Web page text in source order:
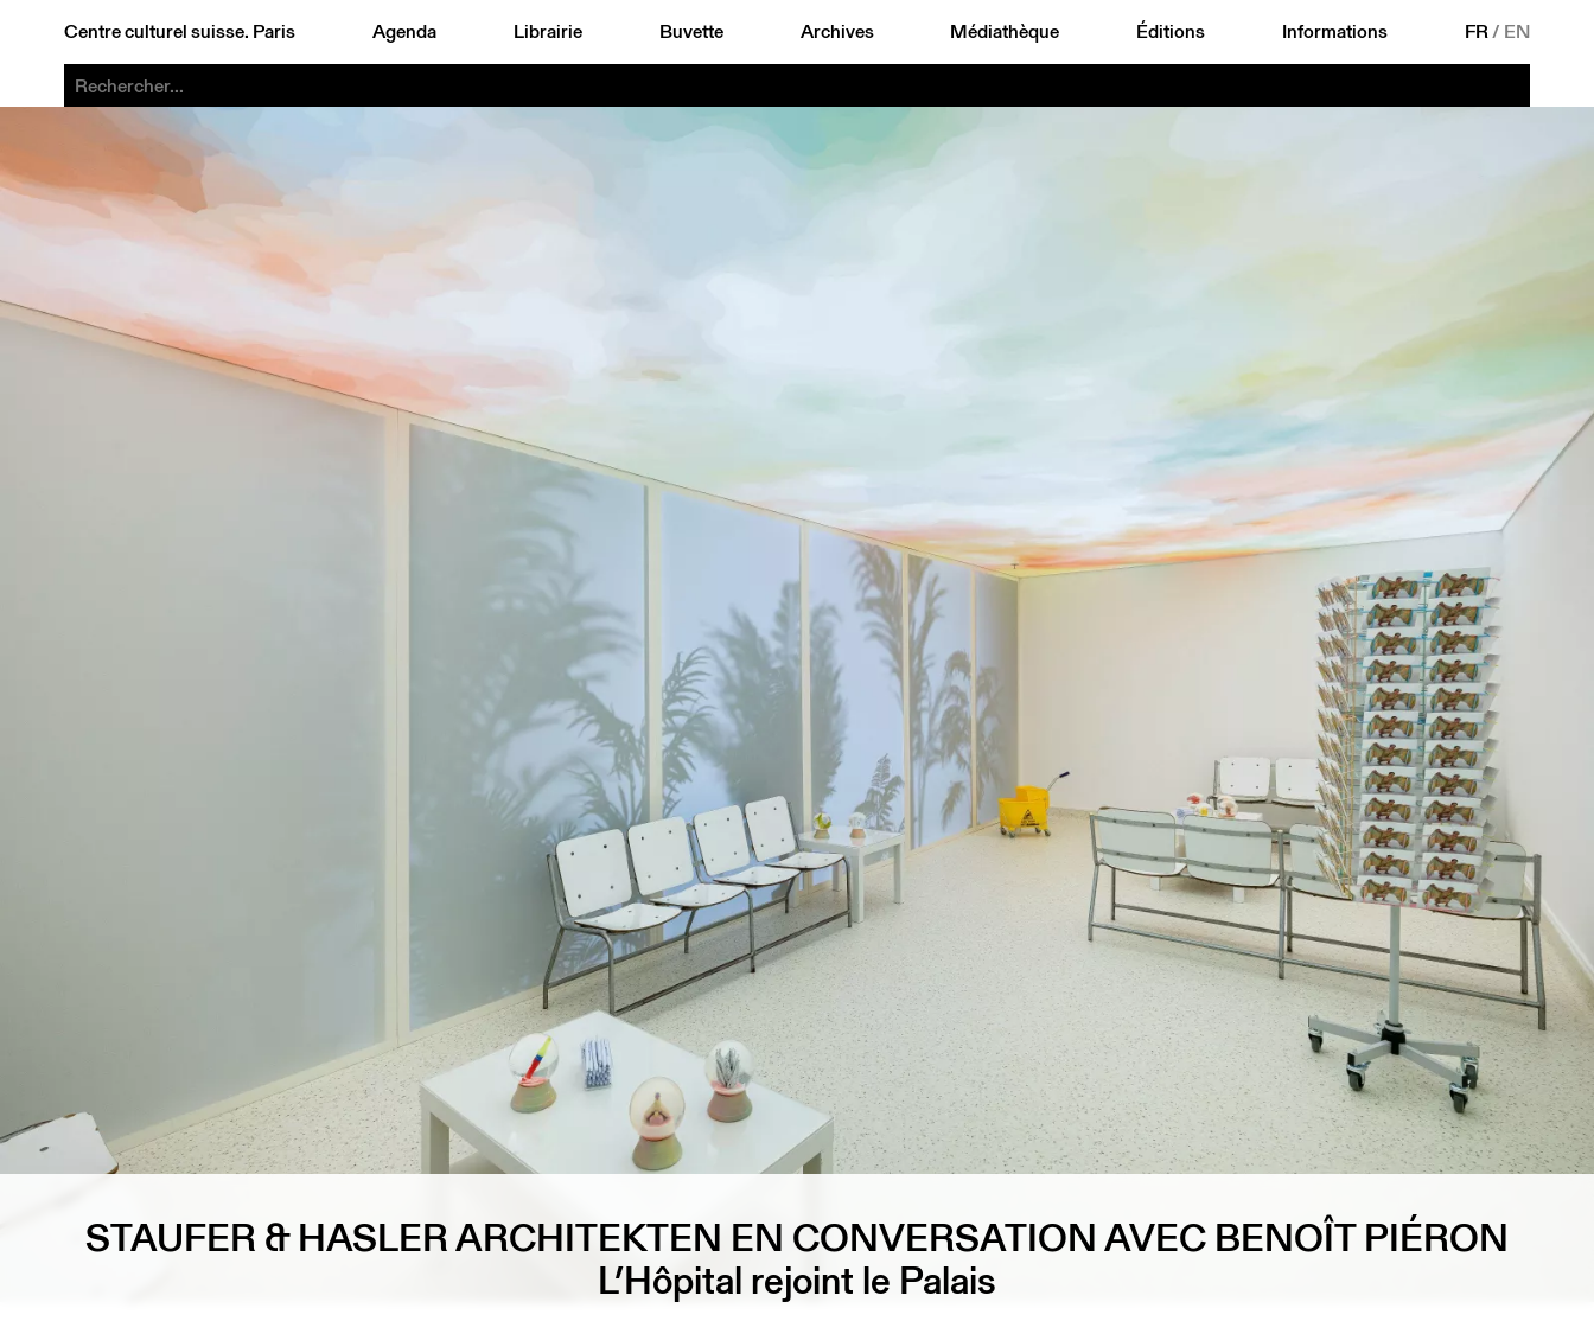
Centre culturel suisse. Paris Agenda Librairie Buvette Archives Médiathèque Éditions Informations FR/ EN
STAUFER & HASLER ARCHITEKTEN EN CONVERSATION AVEC BENOÎT PIÉRON
L’Hôpital rejoint le Palais